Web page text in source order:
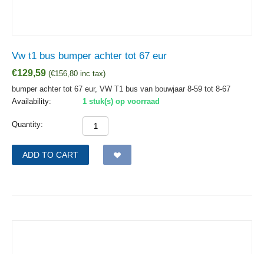
Vw t1 bus bumper achter tot 67 eur
€129,59 (€156,80 inc tax)
bumper achter tot 67 eur, VW T1 bus van bouwjaar 8-59 tot 8-67
Availability:
1 stuk(s) op voorraad
Quantity:
ADD TO CART